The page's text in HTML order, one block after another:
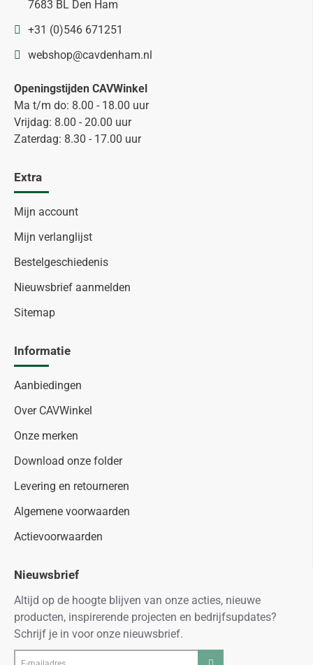
7683 BL Den Ham
+31 (0)546 671251
webshop@cavdenham.nl
Openingstijden CAVWinkel
Ma t/m do: 8.00 - 18.00 uur
Vrijdag: 8.00 - 20.00 uur
Zaterdag: 8.30 - 17.00 uur
Extra
Mijn account
Mijn verlanglijst
Bestelgeschiedenis
Nieuwsbrief aanmelden
Sitemap
Informatie
Aanbiedingen
Over CAVWinkel
Onze merken
Download onze folder
Levering en retourneren
Algemene voorwaarden
Actievoorwaarden
Nieuwsbrief
Altijd op de hoogte blijven van onze acties, nieuwe
producten, inspirerende projecten en bedrijfsupdates?
Schrijf je in voor onze nieuwsbrief.